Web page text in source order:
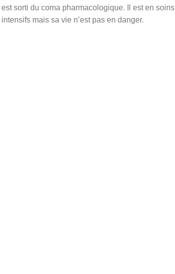
est sorti du coma pharmacologique. Il est en soins
intensifs mais sa vie n’est pas en danger.